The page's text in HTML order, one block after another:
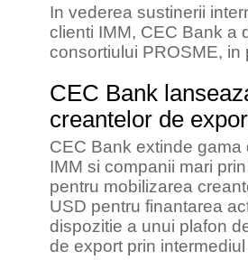
In vederea sustinerii
clienti IMM, CEC Bank a
consortiului PROSME,
CEC Bank
creantelor de
CEC Bank extinde
IMM si companii mari
pentru mobilizarea
USD pentru finantarea
dispozitie a unui plafon
de export prin